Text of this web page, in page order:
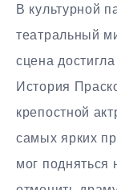
В культурной
театральный
сцена
История
крепостной
самых ярких
мог подняться